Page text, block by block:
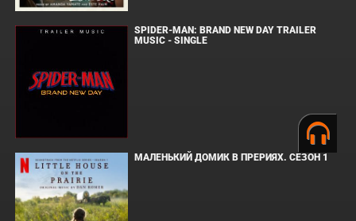
SPIDER-MAN: BRAND NEW DAY TRAILER
MUSIC - SINGLE
МАЛЕНЬКИЙ ДОМИК В ПРЕРИЯХ. СЕЗОН 1